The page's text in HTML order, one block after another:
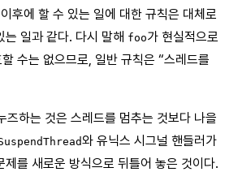
이후에 할 수 있는 일에 대한 규칙은 대체로
는 일과 같다. 다시 말해 foo가 현실적으로
수는 없으므로, 일반 규칙은 “스레드를
하는 것은 스레드를 멈추는 것보다 나을
와 유닉스 시그널 핸들러가
를 새로운 방식으로 뒤틀어 놓은 것이다.